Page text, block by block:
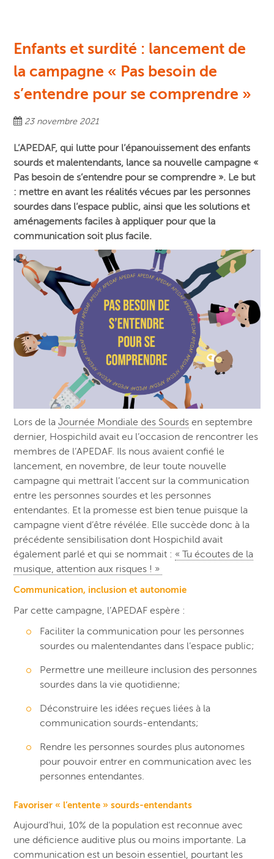
Enfants et surdité : lancement de
la campagne « Pas besoin de
s’entendre pour se comprendre »
23 novembre 2021
L’APEDAF, qui lutte pour l’épanouissement des enfants
sourds et malentendants, lancesa nouvelle campagne «
Pas besoin de s’entendre pour se comprendre ». Le but
: mettre en avant les réalités vécues par les personnes
sourdes dans l’espace public, ainsi que les solutions et
aménagements faciles à appliquer pour que la
communication soit plus facile.
Lors de laJournée Mondiale des Sourds en septembre
dernier, Hospichild avait eu l’occasion de rencontrer les
membres de l’APEDAF. Ils nous avaient confié le
lancement, en novembre, de leur toute nouvelle
campagne qui mettrait l’accent sur la communication
entre les personnes sourdes et les personnes
entendantes. Et la promesse est bien tenue puisque la
campagne vient d’être révélée. Elle succède donc à la
précédente sensibilisation dont Hospichild avait
également parlé et qui se nommait : « Tu écoutes de la
musique, attention aux risques ! »
Communication, inclusion et autonomie
Par cette campagne, l’APEDAF espère :
Faciliter la communication pour les personnes
sourdes ou malentendantes dans l’espace public;
Permettre une meilleure inclusion des personnes
sourdes dans la vie quotidienne;
Déconstruire les idées reçues liées à la
communication sourds-entendants;
Rendre les personnes sourdes plus autonomes
pour pouvoir entrer en communication avec les
personnes entendantes.
Favoriser « l’entente » sourds-entendants
Aujourd’hui, 10% de la population est reconnue avec
une déficience auditive plus ou moins importante. La
communication est un besoin essentiel, pourtant les